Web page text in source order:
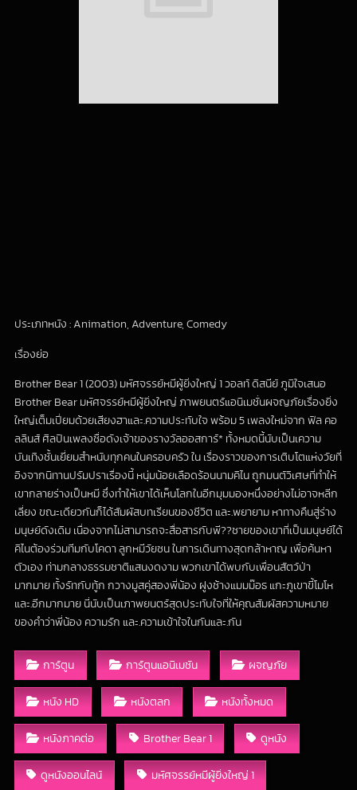
ประเภทหนัง : Animation, Adventure, Comedy
เรื่องย่อ
Brother Bear 1 (2003) มหัศจรรย์หมีผู้ยิ่งใหญ่ 1 วอลท์ ดิสนีย์ ภูมิใจเสนอ
Brother Bear มหัศจรรย์หมีผู้ยิ่งใหญ่ ภาพยนตร์แอนิเมชั่นผจญภัยเรื่องยิ่ง
ใหญ่เต็มเปี่ยมด้วยเสียงฮาและ.ความประทับใจ พร้อม 5 เพลงใหม่จาก ฟิล คอ
ลลินส์ ศิลปินเพลงชื่อดังเจ้าของรางวัลออสการ์* ทั้งหมดนี้นับเป็นเความ
บันเทิงชั้นเยี่ยมสำหนับทุกคนในครอบครัว ใน เรื่องราวของการเติบโตแห่งวัยที่
อิงจากนิทานปรัมปราเรื่องนี้ หนุ่มน้อยเลือดร้อนนามคิไน ถูกมนต์วิเศษที่ทำให้
เขากลายร่างเป็นหมี ซึ่งทำให้เขาได้เห็นโลกในอีกมุมมองหนึ่งอย่างไม่อาจหลีก
เลี่ยง ขณะเดียวกันก็ได้สัมผัสบทเรียนของชีวิต และ.พยายาม หาทางคืนสู่ร่าง
มนุษย์ดังเดิม เนื่องจากไม่สามารถจะสื่อสารกับพี??ชายของเขาที่เป็นมนุษย์ได้
คิไนต้องร่วมทีมกับโคดา ลูกหมีวัยซน ในการเดินทางสุดกล้าหาญ เพื่อค้นหา
ตัวเอง ท่ามกลางธรรมชาติแสนงดงาม พวกเขาได้พบกับเพื่อนสัตว์ป่า
มากมาย ทั้งรัทกับทู้ก กวางมูสคู่สองพี่น้อง ฝูงช้างแมมม๊อธ แกะภูเขาขี้โมโห
และ.อีกมากมาย นี่นับเป็นเภาพยนตร์สุดประทับใจที่ให้คุณสัมผัสความหมาย
ของคำว่าพี่น้อง ความรัก และ.ความเข้าใจในกันและ.กัน
การ์ตูน การ์ตูนแอนิเมชัน ผจญภัย
หนัง HD หนังตลก หนังทั้งหมด
หนังภาคต่อ Brother Bear 1 ดูหนัง
ดูหนังออนไลน์ มหัศจรรย์หมีผู้ยิ่งใหญ่ 1